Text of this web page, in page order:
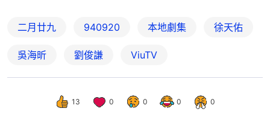
二月廿九 940920 本地劇集 徐天佑
吳海昕 劉俊謙 ViuTV
13 0 0 0 0